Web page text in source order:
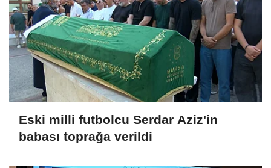
Eski milli futbolcu Serdar Aziz'in
babası toprağa verildi